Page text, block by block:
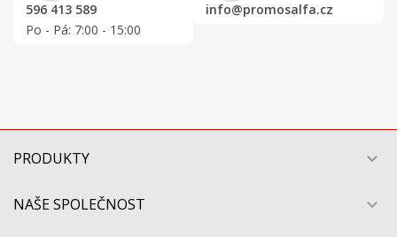
596 413 589
Po - Pá: 7:00 - 15:00
info@promosalfa.cz
PRODUKTY 
NAŠE SPOLEČNOST 